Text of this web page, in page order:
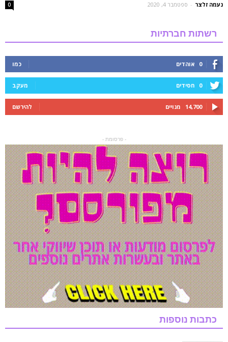
נעמה זלצר - ספטמבר 4, 2020 0
רשתות חברתיות
0 אוהדים כמו
0 חסידים מעקב
14,700 מנויים להירשם
- פרסומת -
כתבות נוספות